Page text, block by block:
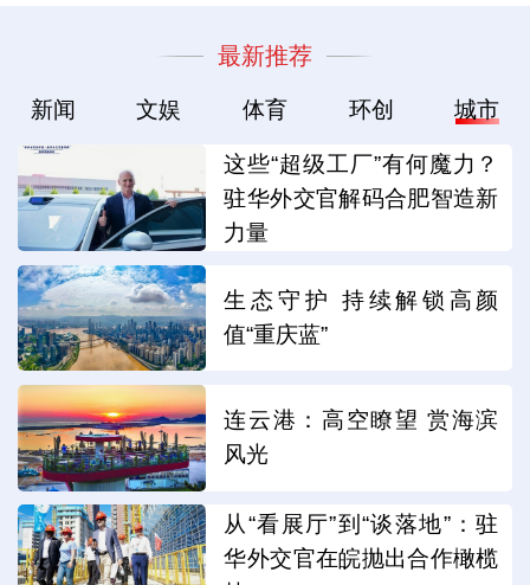
最新推荐
新闻 文娱 体育 环创 城市
这些“超级工厂”有何魔力？
驻华外交官解码合肥智造新
力量
生态守护 持续解锁高颜
值“重庆蓝”
连云港：高空瞭望 赏海滨
风光
从“看展厅”到“谈落地”：驻
华外交官在皖抛出合作橄榄